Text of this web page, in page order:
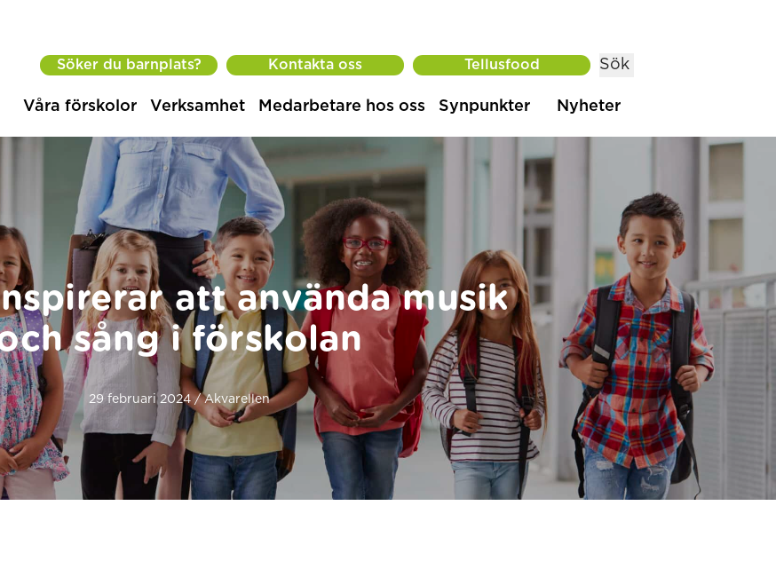
Söker du barnplats? Kontakta oss Tellusfood Sök
Våra förskolor Verksamhet Medarbetare hos oss Synpunkter Nyheter
att använda musik
sång i förskolan
29 februari 2024 / Akvarellen